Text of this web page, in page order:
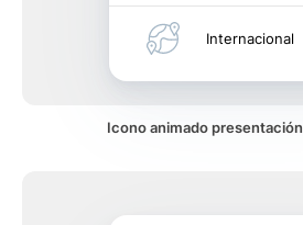
Internacional
Icono animado